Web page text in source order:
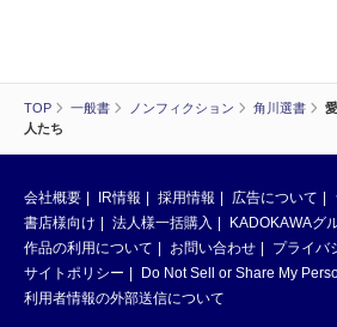
TOP 一般書 ノンフィクション 角川選書
人たち
会社概要 IR情報 採用情報 広告について
書店様向け
法人様一括購入
KADOKAWAグ
作品の利用について
お問い合わせ
プライバ
サイトポリシー
Do Not Sell or Share My
利用者情報の外部送信について